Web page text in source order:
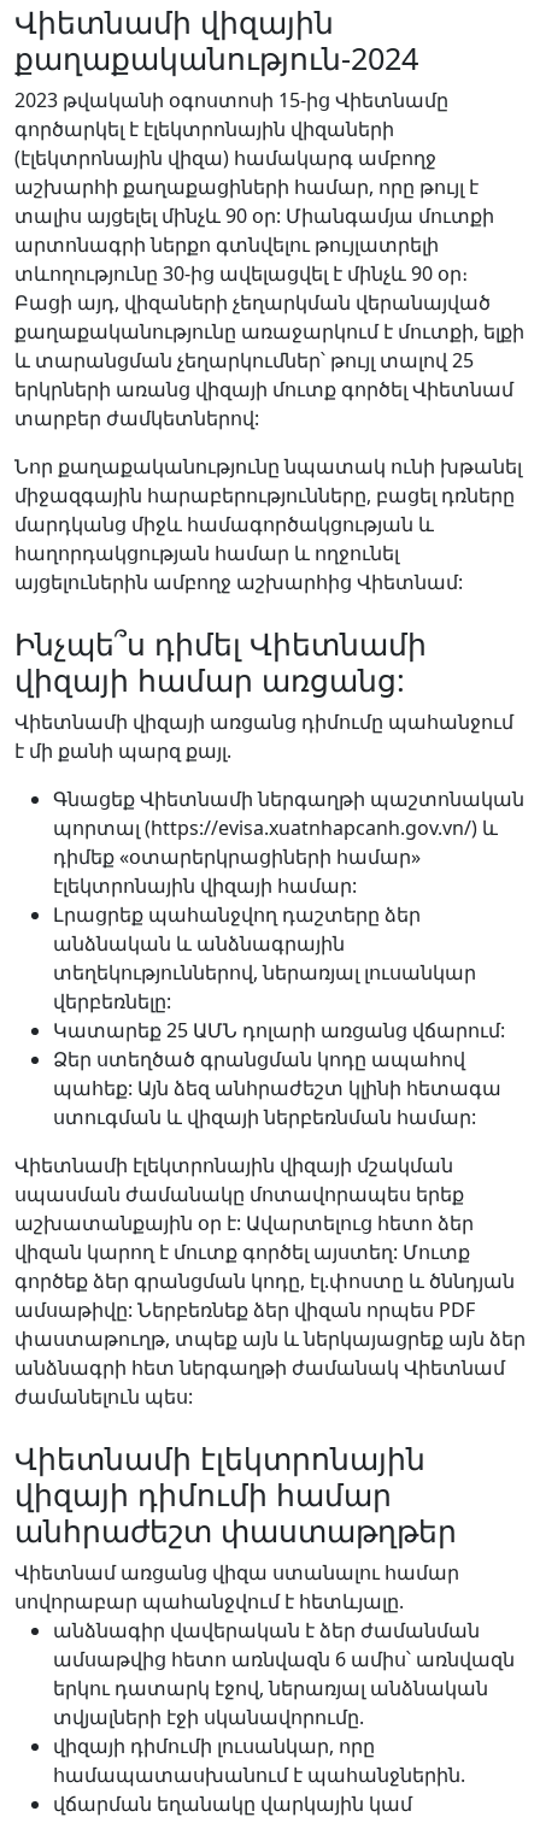
Վիետնամի վիզային
քաղաքականություն-2024
2023 թվականի օգոստոսի 15-ից Վիետնամը
գործարկել է էլեկտրոնային վիզաների
(էլեկտրոնային վիզա) համակարգ ամբողջ
աշխարհի քաղաքացիների համար, որը թույլ է
տալիս այցելել մինչև 90 օր: Միանգամյա մուտքի
արտոնագրի ներքո գտնվելու թույլատրելի
տևողությունը 30-ից ավելացվել է մինչև 90 օր։
Բացի այդ, վիզաների չեղարկման վերանայված
քաղաքականությունը առաջարկում է մուտքի, ելքի
և տարանցման չեղարկումներ՝ թույլ տալով 25
երկրների առանց վիզայի մուտք գործել Վիետնամ
տարբեր ժամկետներով:
Նոր քաղաքականությունը նպատակ ունի խթանել
միջազգային հարաբերությունները, բացել դռները
մարդկանց միջև համագործակցության և
հաղորդակցության համար և ողջունել
այցելուներին ամբողջ աշխարհից Վիետնամ:
Ինչպե՞ս դիմել Վիետնամի
վիզայի համար առցանց:
Վիետնամի վիզայի առցանց դիմումը պահանջում
է մի քանի պարզ քայլ.
Գնացեք Վիետնամի ներգաղթի պաշտոնական
պորտալ (https://evisa.xuatnhapcanh.gov.vn/) և
դիմեք «օտարերկրացիների համար»
էլեկտրոնային վիզայի համար:
Լրացրեք պահանջվող դաշտերը ձեր
անձնական և անձնագրային
տեղեկություններով, ներառյալ լուսանկար
վերբեռնելը:
Կատարեք 25 ԱՄՆ դոլարի առցանց վճարում:
Ձեր ստեղծած գրանցման կոդը ապահով
պահեք: Այն ձեզ անհրաժեշտ կլինի հետագա
ստուգման և վիզայի ներբեռնման համար:
Վիետնամի էլեկտրոնային վիզայի մշակման
սպասման ժամանակը մոտավորապես երեք
աշխատանքային օր է: Ավարտելուց հետո ձեր
վիզան կարող է մուտք գործել այստեղ: Մուտք
գործեք ձեր գրանցման կոդը, էլ.փոստը և ծննդյան
ամսաթիվը: Ներբեռնեք ձեր վիզան որպես PDF
փաստաթուղթ, տպեք այն և ներկայացրեք այն ձեր
անձնագրի հետ ներգաղթի ժամանակ Վիետնամ
ժամանելուն պես:
Վիետնամի էլեկտրոնային
վիզայի դիմումի համար
անհրաժեշտ փաստաթղթեր
Վիետնամ առցանց վիզա ստանալու համար
սովորաբար պահանջվում է հետևյալը.
անձնագիր վավերական է ձեր ժամանման
ամսաթվից հետո առնվազն 6 ամիս՝ առնվազն
երկու դատարկ էջով, ներառյալ անձնական
տվյալների էջի սկանավորումը.
վիզայի դիմումի լուսանկար, որը
համապատասխանում է պահանջներին.
վճարման եղանակը վարկային կամ